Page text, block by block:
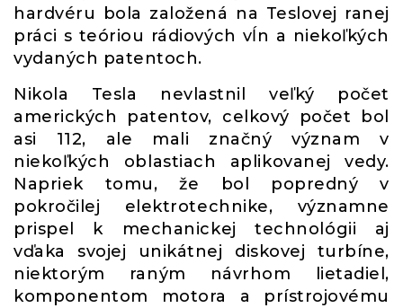
hardvéru bola založená na Teslovej ranej
práci s teóriou rádiových vĺn a niekoľkých
vydaných patentoch.
Nikola Tesla nevlastnil veľký počet
amerických patentov, celkový počet bol
asi 112, ale mali značný význam v
niekoľkých oblastiach aplikovanej vedy.
Napriek tomu, že bol popredný v
pokročilej elektrotechnike, významne
prispel k mechanickej technológii aj
vďaka svojej unikátnej diskovej turbíne,
niektorým raným návrhom lietadiel,
komponentom motora a prístrojovému